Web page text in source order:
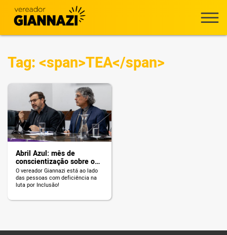
Tag: <span>TEA</span>
Abril Azul: mês de
conscientização sobre o
autismo
O vereador Giannazi está ao lado
das pessoas com deficiência na
luta por Inclusão!